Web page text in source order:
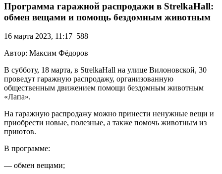
Программа гаражной распродажи в StrelkaHall:
обмен вещами и помощь бездомным животным
16 марта 2023, 11:17 588
Автор: Максим Фёдоров
В субботу, 18 марта, в StrelkaHall на улице Вилоновской, 30
проведут гаражную распродажу, организованную
общественным движением помощи бездомным животным
«Лапа».
На гаражную распродажу можно принести ненужные вещи и
приобрести новые, полезные, а также помочь животным из
приютов.
В программе:
— обмен вещами;